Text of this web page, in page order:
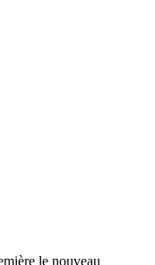
le nouveau